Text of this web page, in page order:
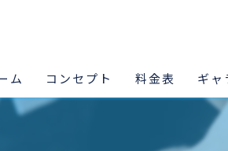
ム コンセプト 料金表 ギャ